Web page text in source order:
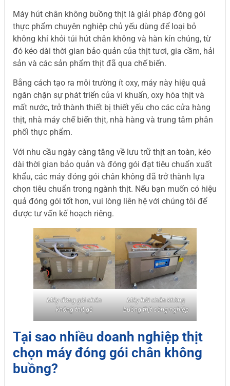
Máy hút chân không buồng thịt là giải pháp đóng gói
thực phẩm chuyên nghiệp chủ yếu dùng để loại bỏ
không khí khỏi túi hút chân không và hàn kín chúng, từ
đó kéo dài thời gian bảo quản của thịt tươi, gia cầm, hải
sản và các sản phẩm thịt đã qua chế biến.
Bằng cách tạo ra môi trường ít oxy, máy này hiệu quả
ngăn chặn sự phát triển của vi khuẩn, oxy hóa thịt và
mất nước, trở thành thiết bị thiết yếu cho các cửa hàng
thịt, nhà máy chế biến thịt, nhà hàng và trung tâm phân
phối thực phẩm.
Với nhu cầu ngày càng tăng về lưu trữ thịt an toàn, kéo
dài thời gian bảo quản và đóng gói đạt tiêu chuẩn xuất
khẩu, các máy đóng gói chân không đã trở thành lựa
chọn tiêu chuẩn trong ngành thịt. Nếu bạn muốn có hiệu
quả đóng gói tốt hơn, vui lòng liên hệ với chúng tôi để
được tư vấn kế hoạch riêng.
Máy đóng gói chân
không thịt gà
Máy hút chân không
buồng thịt công nghiệp
Tại sao nhiều doanh nghiệp thịt
chọn máy đóng gói chân không
buồng?